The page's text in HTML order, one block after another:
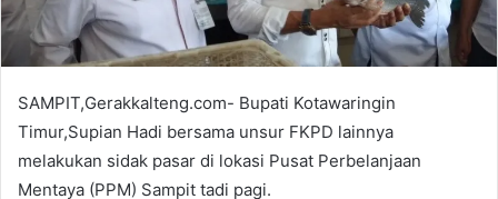
SAMPIT,Gerakkalteng.com- Bupati Kotawaringin
Timur,Supian Hadi bersama unsur FKPD lainnya
melakukan sidak pasar di lokasi Pusat Perbelanjaan
Mentaya (PPM) Sampit tadi pagi.